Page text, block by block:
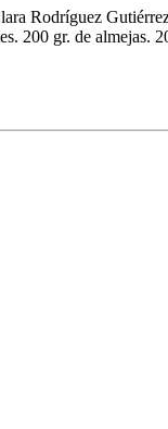
Rodríguez
200 gr. de almejas.